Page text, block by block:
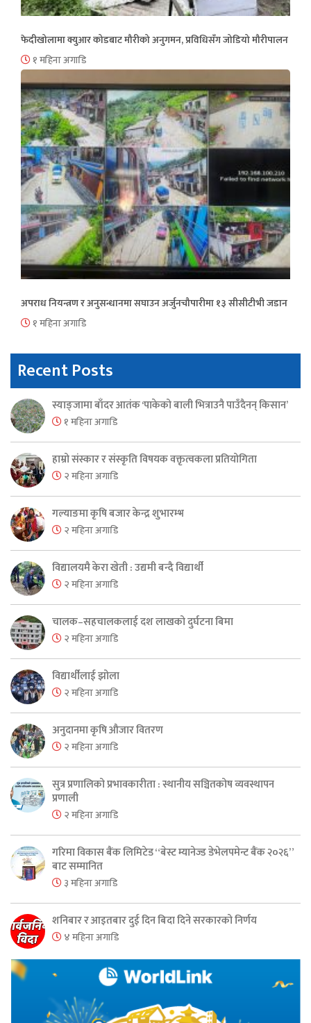
फेदीखोलामा क्युआर कोडबाट मौरीको अनुगमन, प्रविधिसँग जोडियो मौरीपालन
१ महिना अगाडि
अपराध नियन्त्रण र अनुसन्धानमा सघाउन अर्जुनचौपारीमा १३ सीसीटीभी जडान
१ महिना अगाडि
Recent Posts
स्याङ्जामा बाँदर आतंक ‘पाकेको बाली भित्राउनै पाउँदैनन् किसान’
१ महिना अगाडि
हाम्रो संस्कार र संस्कृति विषयक वक्तृत्वकला प्रतियोगिता
२ महिना अगाडि
गल्याङमा कृषि बजार केन्द्र शुभारम्भ
२ महिना अगाडि
विद्यालयमै केरा खेती : उद्यमी बन्दै विद्यार्थी
२ महिना अगाडि
चालक–सहचालकलाई दश लाखको दुर्घटना बिमा
२ महिना अगाडि
विद्यार्थीलाई झोला
२ महिना अगाडि
अनुदानमा कृषि औजार वितरण
२ महिना अगाडि
सुत्र प्रणालिको प्रभावकारीता : स्थानीय सञ्चितकोष व्यवस्थापन
प्रणाली
२ महिना अगाडि
गरिमा विकास बैंक लिमिटेड “बेस्ट म्यानेज्ड डेभेलपमेन्ट बैंक २०२६”
बाट सम्मानित
३ महिना अगाडि
शनिबार र आइतबार दुई दिन बिदा दिने सरकारको निर्णय
४ महिना अगाडि